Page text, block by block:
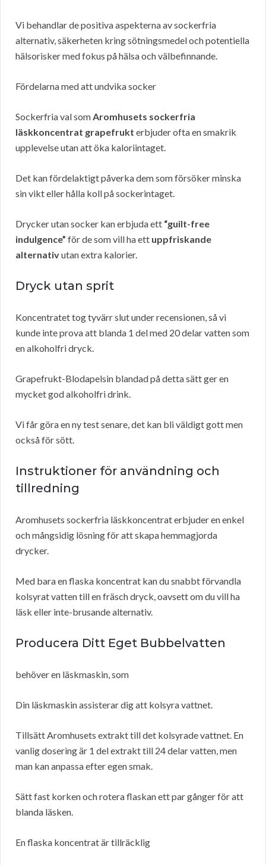
Vi behandlar de positiva aspekterna av sockerfria
alternativ, säkerheten kring sötningsmedel och potentiella
hälsorisker med fokus på hälsa och välbefinnande.
Fördelarna med att undvika socker
Sockerfria val somAromhusets sockerfria
läskkoncentrat grapefrukt erbjuder ofta en smakrik
upplevelse utan att öka kaloriintaget.
Det kan fördelaktigt påverka dem som försöker minska
sin vikt eller hålla koll på sockerintaget.
Drycker utan socker kan erbjuda ett “guilt-free
indulgence” för de som vill ha ett uppfriskande
alternativutan extra kalorier.
Dryck utan sprit
Koncentratet tog tyvärr slut under recensionen, så vi
kunde inte prova att blanda 1 del med 20 delar vatten som
en alkoholfri dryck.
Grapefrukt-Blodapelsin blandad på detta sätt ger en
mycket god alkoholfri drink.
Vi får göra en ny test senare, det kan bli väldigt gott men
också för sött.
Instruktioner för användning och
tillredning
Aromhusets sockerfria läskkoncentrat erbjuder en enkel
och mångsidig lösning för att skapa hemmagjorda
drycker.
Med bara en flaska koncentrat kan du snabbt förvandla
kolsyrat vatten till en fräsch dryck, oavsett om du vill ha
läsk eller inte-brusande alternativ.
Producera Ditt Eget Bubbelvatten
behöver en läskmaskin, som
Din läskmaskin assisterar dig att kolsyra vattnet.
Tillsätt Aromhusets extrakt till det kolsyrade vattnet. En
vanlig dosering är 1 del extrakt till 24 delar vatten, men
man kan anpassa efter egen smak.
Sätt fast korken och rotera flaskan ett par gånger för att
blanda läsken.
En flaska koncentrat är tillräcklig